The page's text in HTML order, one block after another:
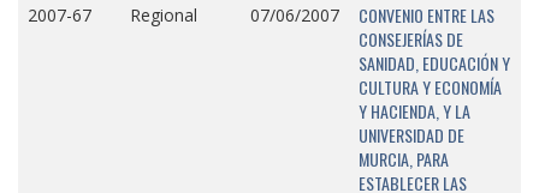
2007-67 Regional 07/06/2007
CONVENIO ENTRE LAS
CONSEJERÍAS DE
SANIDAD, EDUCACIÓN Y
CULTURA Y ECONOMÍA
Y HACIENDA, Y LA
UNIVERSIDAD DE
MURCIA, PARA
ESTABLECER LAS